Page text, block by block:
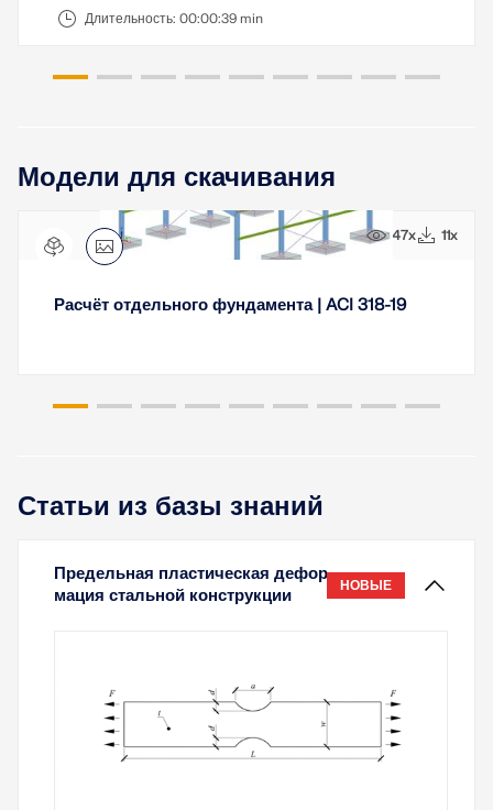
Длительность: 00:00:39 min
Модели для скачивания
47x 11x
Расчёт отдельного фундамента | ACI 318-19
Статьи из базы знаний
Предельная пластическая дефор
мация стальной конструкции
НОВЫЕ